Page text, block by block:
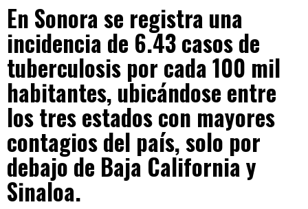
En Sonora se registra una
incidencia de 6.43 casos de
tuberculosis por cada 100 mil
habitantes, ubicándose entre
los tres estados con mayores
contagios del país, solo por
debajo de Baja California y
Sinaloa.